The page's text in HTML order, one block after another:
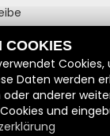
mm
COOKIES
Daten werden
oder anderer
und